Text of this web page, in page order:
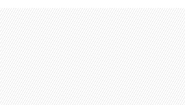
Skip to main content